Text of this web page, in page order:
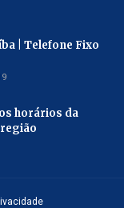
| Telefone Fixo
horários da